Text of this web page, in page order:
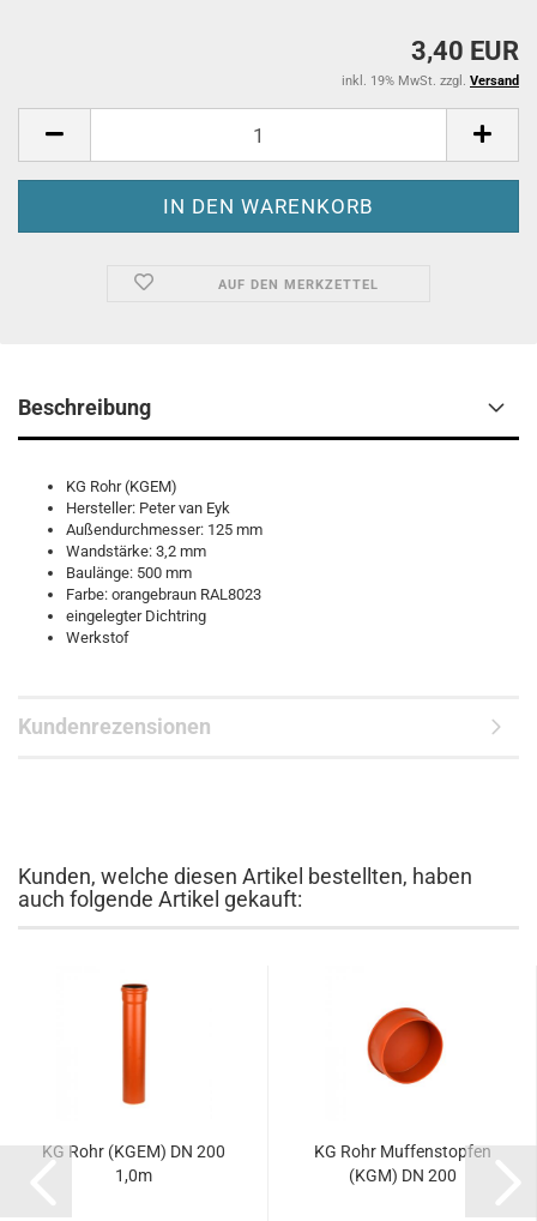
3,40 EUR
inkl. 19% MwSt. zzgl. Versand
AUF DEN MERKZETTEL
Beschreibung
KG Rohr (KGEM)
Hersteller: Peter van Eyk
Außendurchmesser: 125 mm
Wandstärke: 3,2 mm
Baulänge: 500 mm
Farbe: orangebraun RAL8023
eingelegter Dichtring
Werkstof
Kundenrezensionen
Kunden, welche diesen Artikel bestellten, haben
auch folgende Artikel gekauft:
KG Rohr (KGEM) DN 200
1,0m
KG Rohr Muffenstopfen
(KGM) DN 200